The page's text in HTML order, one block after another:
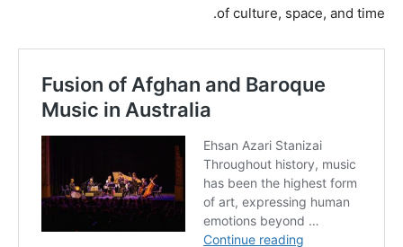
of culture, space, and time.